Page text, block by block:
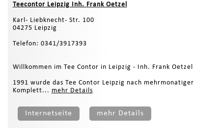
Teecontor Leipzig Inh. Frank Oetzel
Karl- Liebknecht- Str. 100
04275 Leipzig
Telefon: 0341/3917393
Willkommen im Tee Contor in Leipzig - Inh. Frank Oetzel
1991 wurde das Tee Contor Leipzig nach mehrmonatiger
Komplett... mehr Details
Internetseite mehr Details